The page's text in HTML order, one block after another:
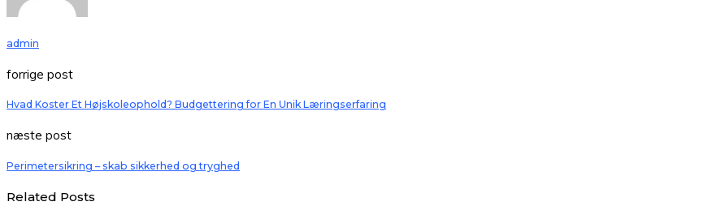
admin
forrige post
Hvad Koster Et Højskoleophold? Budgettering for En Unik Læringserfaring
næste post
Perimetersikring – skab sikkerhed og tryghed
Related Posts